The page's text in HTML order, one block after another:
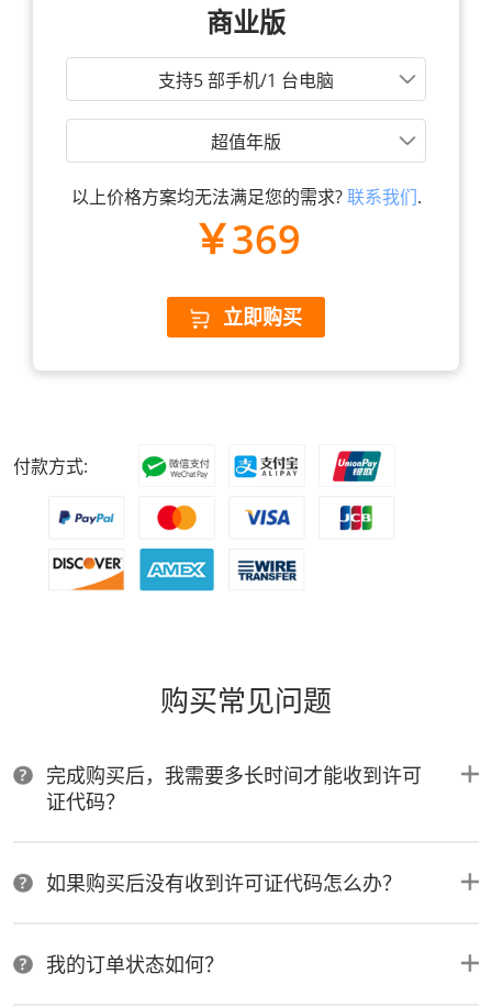
商业版
支持5 部手机/1 台电脑
超值年版
以上价格方案均无法满足您的需求?联系我们.
￥369
立即购买
付款方式:
购买常见问题
完成购买后，我需要多长时间才能收到许可
证代码？
如果购买后没有收到许可证代码怎么办？
我的订单状态如何？